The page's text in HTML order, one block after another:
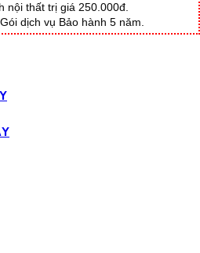
nội thất trị giá 250.000đ.
dịch vụ Bảo hành 5 năm.